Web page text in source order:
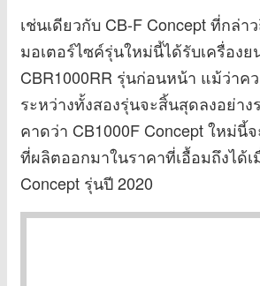
เช่นเดียวกับ CB-F Concept ที่กล่า
มอเตอร์ไซค์รุ่นใหม่นี้ได้รับเครื่องย
CBR1000RR รุ่นก่อนหน้า แม้ว่าค
ระหว่างทั้งสองรุ่นจะสิ้นสุดลงอย่าง
คาดว่า CB1000F Concept ใหม่นี้
ที่ผลิตออกมาในราคาที่เอื้อมถึงได้เ
Concept รุ่นปี 2020